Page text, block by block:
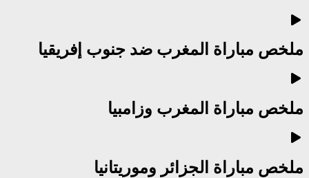
ملخص مباراة المغرب ضد جنوب إفريقيا
ملخص مباراة المغرب وزامبيا
ملخص مباراة الجزائر وموريتانيا